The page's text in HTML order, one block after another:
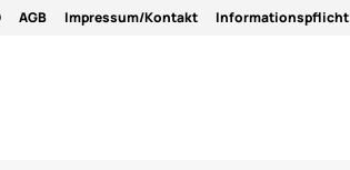
AGB Impressum/Kontakt Informationspflicht